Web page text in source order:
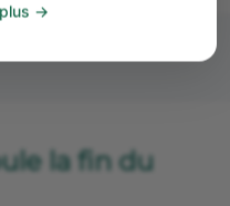
la fin du